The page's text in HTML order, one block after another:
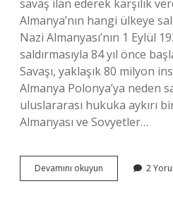
savaş ilan ederek karşılık
Almanya’nın hangi ülkeye
Nazi Almanyası’nın 1 Eylül
saldırmasıyla 84 yıl önce
Savaşı, yaklaşık 80 milyon
Almanya Polonya’ya neden
uluslararası hukuka aykırı
Almanyası ve Sovyetler…
Devamını okuyun
Da
2